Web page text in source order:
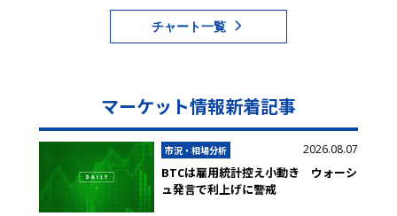
チャート一覧
マーケット情報新着記事
市況・相場分析 2026.08.07
BTCは雇用統計控え小動き ウォーシ
ュ発言で利上げに警戒